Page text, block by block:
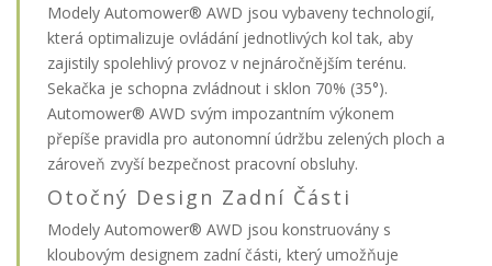
Modely Automower® AWD jsou vybaveny technologií,
která optimalizuje ovládání jednotlivých kol tak, aby
zajistily spolehlivý provoz v nejnáročnějším terénu.
Sekačka je schopna zvládnout i sklon 70% (35°).
Automower® AWD svým impozantním výkonem
přepíše pravidla pro autonomní údržbu zelených ploch a
zároveň zvyší bezpečnost pracovní obsluhy.
Otočný Design Zadní Části
Modely Automower® AWD jsou konstruovány s
kloubovým designem zadní části, který umožňuje